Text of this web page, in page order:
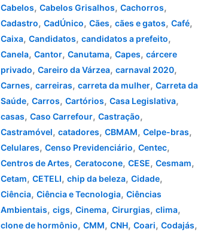
Cabelos, Cabelos Grisalhos, Cachorros,
Cadastro, CadÚnico, Cães, cães e gatos, Café,
Caixa, Candidatos, candidatos a prefeito,
Canela, Cantor, Canutama, Capes, cárcere
privado, Careiro da Várzea, carnaval 2020,
Carnes, carreiras, carreta da mulher, Carreta da
Saúde, Carros, Cartórios, Casa Legislativa,
casas, Caso Carrefour, Castração,
Castramóvel, catadores, CBMAM, Celpe-bras,
Celulares, Censo Previdenciário, Centec,
Centros de Artes, Ceratocone, CESE, Cesmam,
Cetam, CETELI, chip da beleza, Cidade,
Ciência, Ciência e Tecnologia, Ciências
Ambientais, cigs, Cinema, Cirurgias, clima,
clone de hormônio, CMM, CNH, Coari, Codajás,